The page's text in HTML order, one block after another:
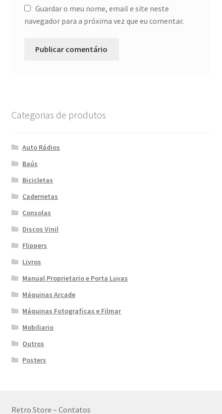
Guardar o meu nome, email e site neste
navegador para a próxima vez que eu comentar.
Categorias de produtos
Auto Rádios
Baús
Bicicletas
Cadernetas
Consolas
Discos Vinil
Flippers
Livros
Manual Proprietario e Porta Luvas
Máquinas Arcade
Máquinas Fotograficas e Filmar
Mobiliario
Outros
Posters
Retro Store – Contatos